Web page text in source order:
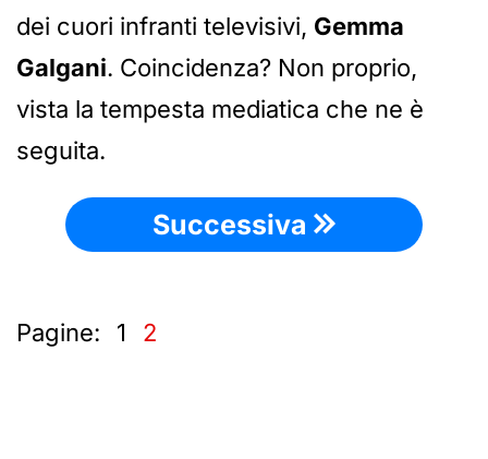
dei cuori infranti televisivi, Gemma
Galgani. Coincidenza? Non proprio,
vista la tempesta mediatica che ne è
seguita.
Successiva
Pagine: 1 2